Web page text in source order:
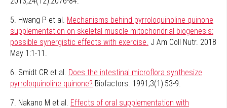
5. Hwang P et al. Mechanisms behind pyrroloquinoline quinone
supplementation on skeletal muscle mitochondrial biogenesis:
possible synergistic effects with exercise. J Am Coll Nutr. 2018
May 1:1-11.
6. Smidt CR et al. Does the intestinal microflora synthesize
pyrroloquinoline quinone? Biofactors. 1991;3(1):53-9.
7. Nakano M et al. Effects of oral supplementation with